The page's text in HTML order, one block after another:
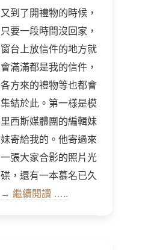
又到了開禮物的時候，
只要一段時間沒回家，
窗台上放信件的地方就
會滿滿都是我的信件，
各方來的禮物等也都會
集結於此。第一樣是模
里西斯媒體團的編輯妹
妹寄給我的。他寄過來
一張大家合影的照片光
碟，還有一本慕名已久
→ 繼續閱讀 …..